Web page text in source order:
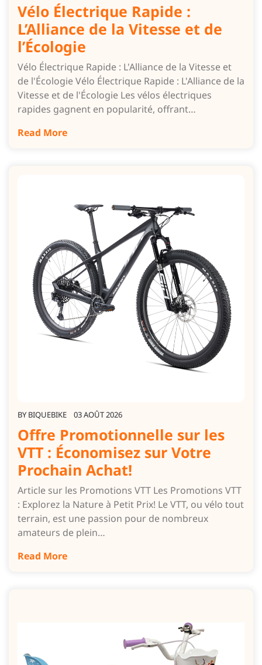
Vélo Électrique Rapide :
L’Alliance de la Vitesse et de
l’Écologie
Vélo Électrique Rapide : L'Alliance de la Vitesse et
de l'Écologie Vélo Électrique Rapide : L'Alliance de la
Vitesse et de l'Écologie Les vélos électriques
rapides gagnent en popularité, offrant…
Read More
BY BIQUEBIKE 03 AOÛT 2026
Offre Promotionnelle sur les
VTT : Économisez sur Votre
Prochain Achat!
Article sur les Promotions VTT Les Promotions VTT
: Explorez la Nature à Petit Prix! Le VTT, ou vélo tout
terrain, est une passion pour de nombreux
amateurs de plein…
Read More